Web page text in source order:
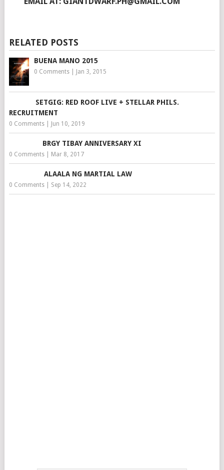
RELATED POSTS
BUENA MANO 2015
0 Comments| Jan 3, 2015
SETGIG: RED ROOF LIVE + STELLAR PHILS.
RECRUITMENT
0 Comments| Jun 10, 2019
BRGY TIBAY ANNIVERSARY XI
0 Comments| Mar 8, 2017
ALAALA NG MARTIAL LAW
0 Comments| Sep 14, 2022